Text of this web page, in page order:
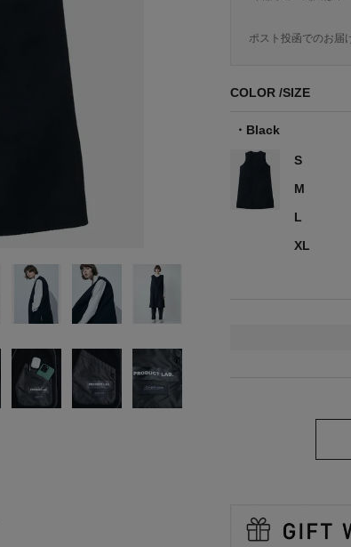
ポスト投函でのお届
COLOR SIZE
Black
S
M
L
XL